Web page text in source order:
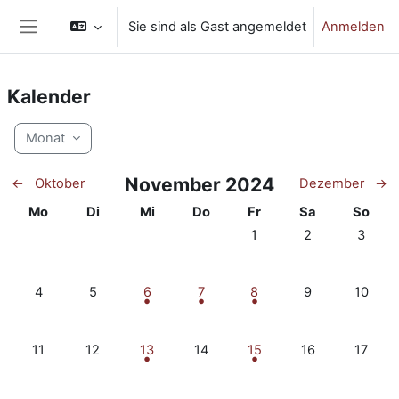
Website-Übersicht
Sie sind als Gast angemeldet Anmelden
Kalender
Monat
← Oktober November 2024 Dezember
→
Montag
Mo Dienstag
Di Mittwoch
Mi Donnerstag
Do Freitag
Fr Samstag
Sa
So
Keine Termine, Freitag,
1 Keine Termine,
2 Keine
3
Keine Termine, Montag, 4. November
4 Keine Termine, Dienstag, 5. November
5 2 Termine, Mittwoch, 6. November
6 1 Termin, Donnerstag, 7.
7 1 Termin, Freitag, 8.
8 Keine Termine,
9 Keine
10
Keine Termine, Montag, 11. November
11 Keine Termine, Dienstag, 12. November
12 3 Termine, Mittwoch, 13. November
13 Keine Termine, Donnerstag, 14.
14 1 Termin, Freitag, 15.
15 Keine Termine,
16 Keine
17